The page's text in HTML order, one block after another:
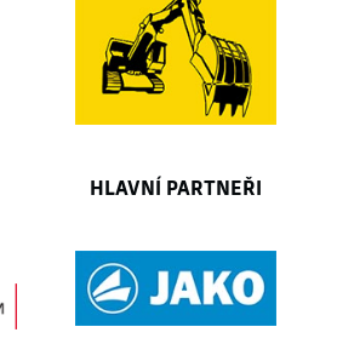
HLAVNÍ PARTNEŘI